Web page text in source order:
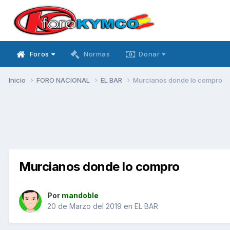
Foros Normas Donar
Inicio FORO NACIONAL EL BAR Murcianos donde lo compro
Murcianos donde lo compro
Por mandoble
20 de Marzo del 2019 en EL BAR